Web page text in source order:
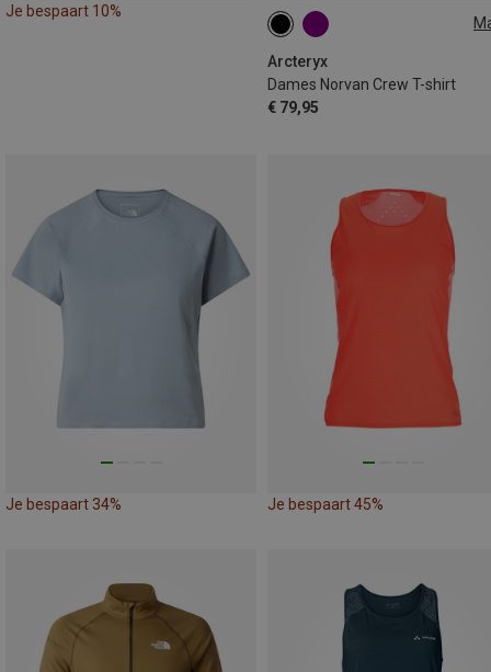
Je bespaart 10%
Arcteryx
Dames Norvan Crew T-shirt
€ 79,95
XS S
Je bespaart 34% Je bespaart 45%